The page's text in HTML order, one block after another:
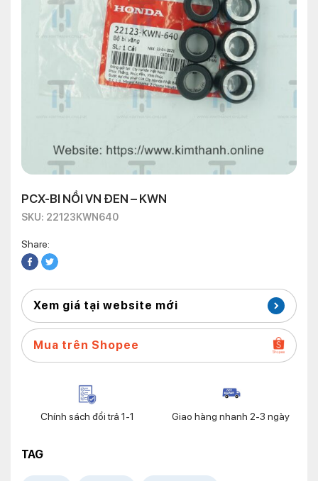
PCX-BI NỒI VN ĐEN – KWN
SKU: 22123KWN640
Share:
Xem giá tại website mới
Mua trên Shopee
Chính sách đổi trả 1-1 Giao hàng nhanh 2-3 ngày
TAG